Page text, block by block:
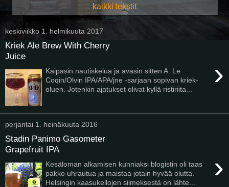
kaikki tekstit
keskiviikko 1. helmikuuta 2017
Kriek Ale Brew With Cherry
Juice
›
Kaipasin nautiskelua ja avasin sitten A. Le
Coqin/Olvin IPA/APA/jne -sarjaan sopivan kriek-
oluen. Jotenkin ajatukset olivat kyllä ristiriita...
perjantai 1. heinäkuuta 2016
Stadin Panimo Gasometer
Grapefruit IPA
›
Kesäloman alkamisen kunniaksi blogistin oli taas
pakko uhrautua ja maistaa jotain hyvää olutta.
Helsingin kaasukellojen siimeksestä on lähte...